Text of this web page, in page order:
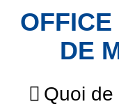
DE
Quoi de